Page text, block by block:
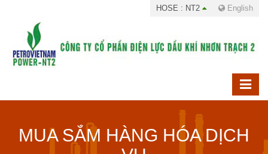
HOSE : NT2 English
MUA SẮM HÀNG HÓA DỊCH